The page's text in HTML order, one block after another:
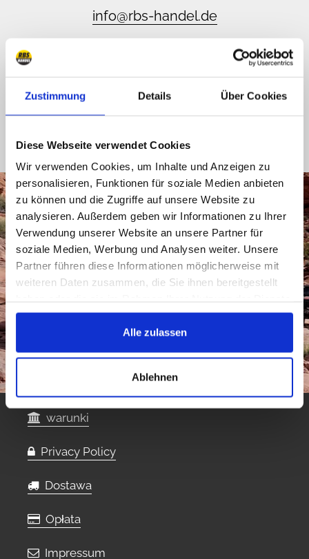
Zustimmung Details Über Cookies
Diese Webseite verwendet Cookies
Wir verwenden Cookies, um Inhalte und Anzeigen zu
personalisieren, Funktionen für soziale Medien anbieten
zu können und die Zugriffe auf unsere Website zu
analysieren. Außerdem geben wir Informationen zu Ihrer
Verwendung unserer Website an unsere Partner für
soziale Medien, Werbung und Analysen weiter. Unsere
Partner führen diese Informationen möglicherweise mit
weiteren Daten zusammen, die Sie ihnen bereitgestellt
gesammelt haben.
Alle zulassen
Ablehnen
info@rbs-handel.de
warunki
Privacy Policy
Dostawa
Opłata
Impressum